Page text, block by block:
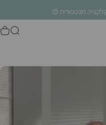
מונטסורית 😍